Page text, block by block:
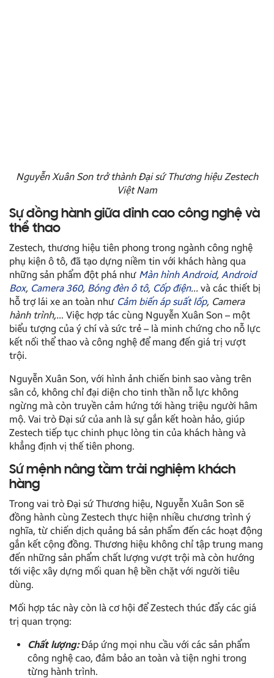
Nguyễn Xuân Son trở thành Đại sứ Thương hiệu Zestech
Việt Nam
Sự đồng hành giữa đỉnh cao công nghệ và
thể thao
Zestech, thương hiệu tiên phong trong ngành công nghệ
phụ kiện ô tô, đã tạo dựng niềm tin với khách hàng qua
những sản phẩm đột phá như Màn hình Android, Android
Box, Camera 360, Bóng đèn ô tô, Cốp điện… và các thiết bị
hỗ trợ lái xe an toàn như Cảm biến áp suất lốp, Camera
hành trình,... Việc hợp tác cùng Nguyễn Xuân Son – một
biểu tượng của ý chí và sức trẻ – là minh chứng cho nỗ lực
kết nối thể thao và công nghệ để mang đến giá trị vượt
trội.
Nguyễn Xuân Son, với hình ảnh chiến binh sao vàng trên
sân cỏ, không chỉ đại diện cho tinh thần nỗ lực không
ngừng mà còn truyền cảm hứng tới hàng triệu người hâm
mộ. Vai trò Đại sứ của anh là sự gắn kết hoàn hảo, giúp
Zestech tiếp tục chinh phục lòng tin của khách hàng và
khẳng định vị thế tiên phong.
Sứ mệnh nâng tầm trải nghiệm khách
hàng
Trong vai trò Đại sứ Thương hiệu, Nguyễn Xuân Son sẽ
đồng hành cùng Zestech thực hiện nhiều chương trình ý
nghĩa, từ chiến dịch quảng bá sản phẩm đến các hoạt động
gắn kết cộng đồng. Thương hiệu không chỉ tập trung mang
đến những sản phẩm chất lượng vượt trội mà còn hướng
tới việc xây dựng mối quan hệ bền chặt với người tiêu
dùng.
Mối hợp tác này còn là cơ hội để Zestech thúc đẩy các giá
trị quan trọng:
Chất lượng: Đáp ứng mọi nhu cầu với các sản phẩm
công nghệ cao, đảm bảo an toàn và tiện nghi trong
từng hành trình.